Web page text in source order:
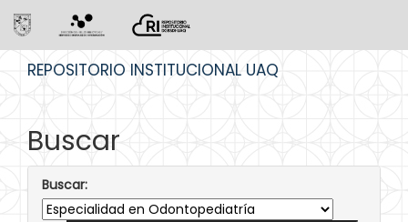
REPOSITORIO INSTITUCIONAL UAQ
Buscar
Buscar: